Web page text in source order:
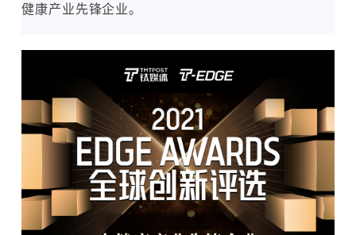
健康产业先锋企业。